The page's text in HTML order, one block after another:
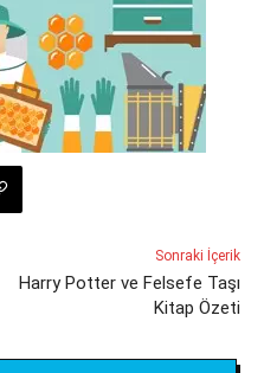
Sonraki İçerik
Harry Potter ve Felsefe Taşı
Kitap Özeti